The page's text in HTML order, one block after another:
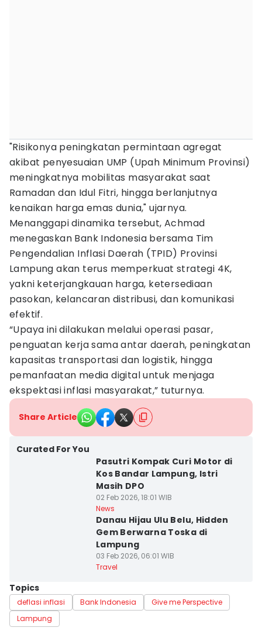
"Risikonya peningkatan permintaan agregat
akibat penyesuaian UMP (Upah Minimum Provinsi)
meningkatnya mobilitas masyarakat saat
Ramadan dan Idul Fitri, hingga berlanjutnya
kenaikan harga emas dunia," ujarnya.
Menanggapi dinamika tersebut, Achmad
menegaskan Bank Indonesia bersama Tim
Pengendalian Inflasi Daerah (TPID) Provinsi
Lampung akan terus memperkuat strategi 4K,
yakni keterjangkauan harga, ketersediaan
pasokan, kelancaran distribusi, dan komunikasi
efektif.
“Upaya ini dilakukan melalui operasi pasar,
penguatan kerja sama antar daerah, peningkatan
kapasitas transportasi dan logistik, hingga
pemanfaatan media digital untuk menjaga
ekspektasi inflasi masyarakat,” tuturnya.
Share Article
Curated For You
Pasutri Kompak Curi Motor di
Kos Bandar Lampung, Istri
Masih DPO
02 Feb 2026, 18:01 WIB
News
Danau Hijau Ulu Belu, Hidden
Gem Berwarna Toska di
Lampung
03 Feb 2026, 06:01 WIB
Travel
Topics
deflasi inflasi Bank Indonesia
Give me Perspective
Lampung